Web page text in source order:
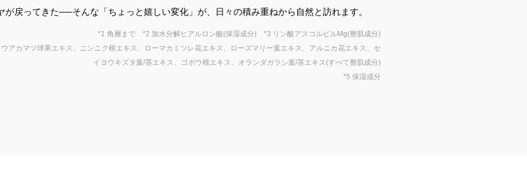
が戻ってきた──そんな「ちょっと嬉しい変化」が、日々の積み重ねから自然と訪れます。
*1 角層まで *2 加水分解ヒアルロン酸(保湿成分) *3 リン酸アスコルビルMg(整肌成分)
アカマツ球果エキス、ニンニク根エキス、ローマカミツレ花エキス、ローズマリー葉エキス、アルニカ花エキス、セ
イヨウキズタ葉/茎エキス、ゴボウ根エキス、オランダガラシ葉/茎エキス(すべて整肌成分)
*5 保湿成分